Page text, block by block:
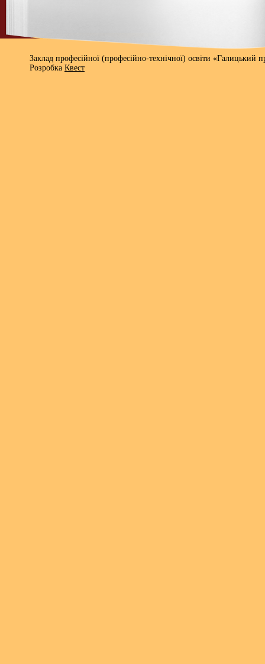
Заклад професійної (професійно-технічної) освіти
Розробка Квест